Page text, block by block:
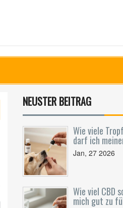
NEUSTER BEITRAG
Wie viele
darf ich
Jan, 27 2026
Wie viel CBD
mich gut zu